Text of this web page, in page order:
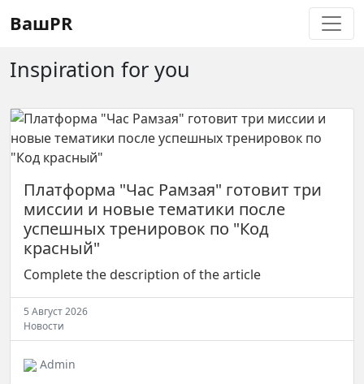
Регистрация
ВашPR
Inspiration for you
Платформа "Час Рамзая" готовит три
миссии и новые тематики после
успешных тренировок по "Код
красный"
Complete the description of the article
5 Август 2026
Новости
Admin